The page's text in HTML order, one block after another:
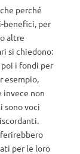
perché
benefici, per
altre
si chiedono:
poi i fondi per
esempio,
invece non
sono voci
per le loro